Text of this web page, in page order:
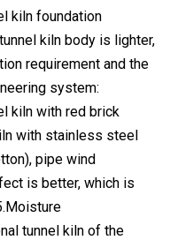
kiln foundation
kiln body is lighter,
requirement and the
system:
kiln with red brick
with stainless steel
pipe wind
is better, which is
tunnel kiln of the